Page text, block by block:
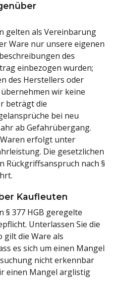
gelten als Vereinbarung
Ware nur unsere eigenen
des
einbezogen wurden;
des Herstellers oder
wir keine
beträgt die
bei neu
ab Gefahrübergang.
erfolgt unter
Die gesetzlichen
nach §
Kaufleuten
§ 377 HGB geregelte
Unterlassen Sie die
gilt die Ware als
es sich um einen Mangel
nicht erkennbar
einen Mangel arglistig